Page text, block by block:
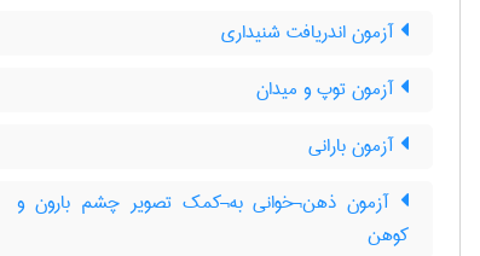
آزمون اندریافت شنیداری
آزمون توپ و میدان
آزمون بارانی
آزمون ذهن¬خوانی به¬کمک تصویر چشم بارون و
کوهن